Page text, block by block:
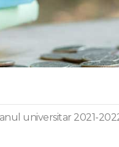
universitar 2021-